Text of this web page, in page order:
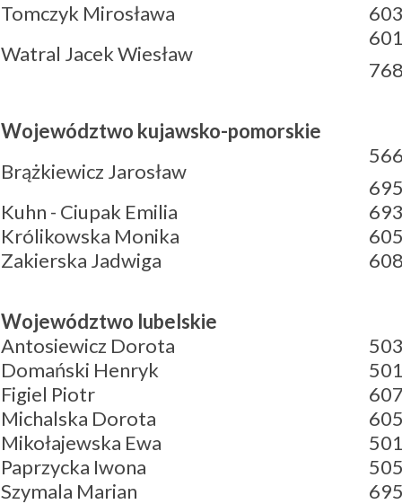
Tomczyk Mirosława
Watral Jacek Wiesław
Województwo kujawsko-pomorskie
Brążkiewicz Jarosław
Kuhn - Ciupak Emilia
Królikowska Monika
Zakierska Jadwiga
Województwo lubelskie
Antosiewicz Dorota
Domański Henryk
Figiel Piotr
Michalska Dorota
Mikołajewska Ewa
Paprzycka Iwona
Szymala Marian